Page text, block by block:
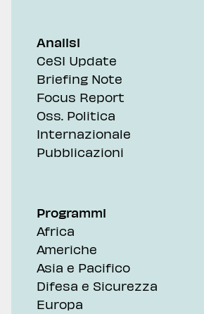
Analisi
CeSI Update
Briefing Note
Focus Report
Oss. Politica
Internazionale
Pubblicazioni
Programmi
Africa
Americhe
Asia e Pacifico
Difesa e Sicurezza
Europa